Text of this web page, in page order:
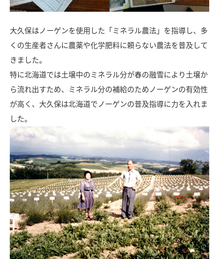
大久保はノーゲンを使用した「ミネラル農法」を指導し、多
くの生産者さんに農薬や化学肥料に頼らない農法を普及して
きました。
特に北海道では土壌中のミネラル分が春の融雪により土壌か
ら流れ出すため、ミネラル分の補給のためノーゲンの有効性
が高く、大久保は北海道でノーゲンの普及指導に力を入れま
した。